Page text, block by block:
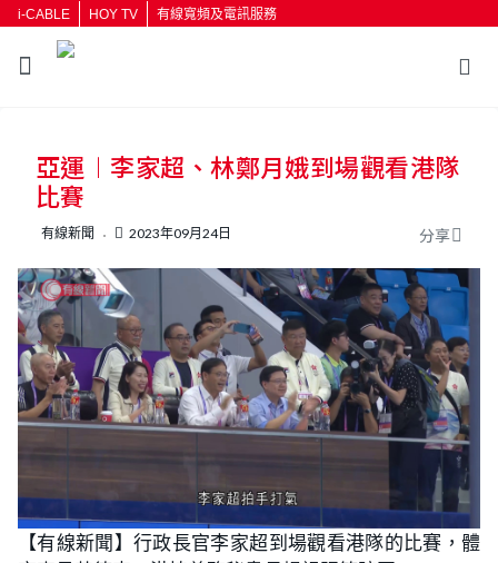
i-CABLE HOY TV 有線寬頻及電訊服務
按輸入鍵開始搜尋
亞運︱李家超、林鄭月娥到場觀看港隊
比賽
有線新聞 2023年09月24日 分享
【有線新聞】行政長官李家超到場觀看港隊的比賽，體